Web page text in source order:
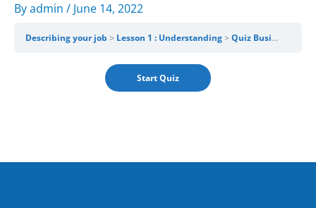
Byadmin / June 14, 2022
Describing your job Lesson 1 : Understanding Quiz Business introduce yourself : understanding